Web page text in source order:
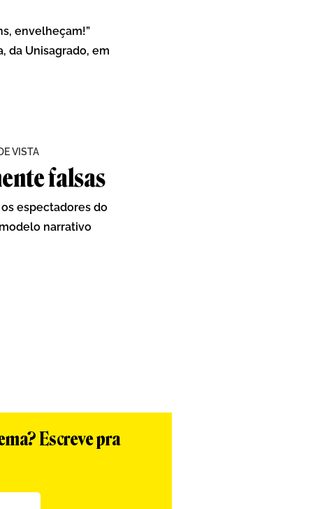
envelheçam!”
da Unisagrado, em
falsas
VISTA
espectadores do
narrativo
Escreve pra